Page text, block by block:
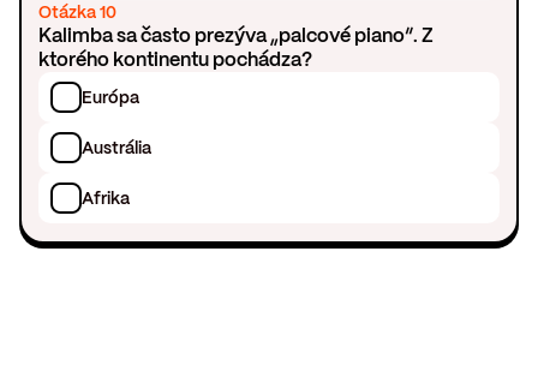
Otázka 10
Kalimba sa často prezýva „palcové piano“. Z
ktorého kontinentu pochádza?
Európa
Austrália
Afrika